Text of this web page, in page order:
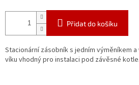
Přidat do košíku
Stacionární zásobník s jedním výměníkem
víku vhodný pro instalaci pod závěsné kotle.